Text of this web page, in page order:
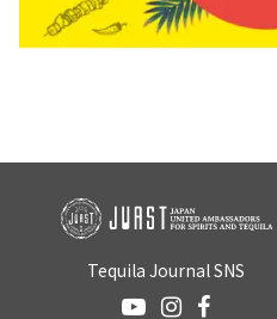
Tequila Journal SNS